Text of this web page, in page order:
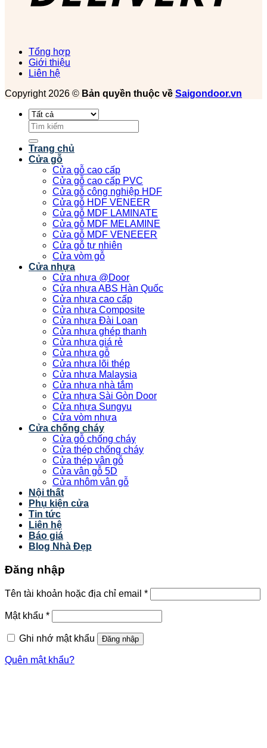
Tổng hợp
Giới thiệu
Liên hệ
Copyright 2026 © Bản quyền thuộc về Saigondoor.vn
Tìm
kiếm:
Trang chủ
Cửa gỗ
Cửa gỗ cao cấp
Cửa gỗ cao cấp PVC
Cửa gỗ công nghiệp HDF
Cửa gỗ HDF VENEER
Cửa gỗ MDF LAMINATE
Cửa gỗ MDF MELAMINE
Cửa gỗ MDF VENEEER
Cửa gỗ tự nhiên
Cửa vòm gỗ
Cửa nhựa
Cửa nhựa @Door
Cửa nhựa ABS Hàn Quốc
Cửa nhựa cao cấp
Cửa nhựa Composite
Cửa nhựa Đài Loan
Cửa nhựa ghép thanh
Cửa nhựa giá rẻ
Cửa nhựa gỗ
Cửa nhựa lõi thép
Cửa nhựa Malaysia
Cửa nhựa nhà tắm
Cửa nhựa Sài Gòn Door
Cửa nhựa Sungyu
Cửa vòm nhựa
Cửa chống cháy
Cửa gỗ chống cháy
Cửa thép chống cháy
Cửa thép vân gỗ
Cửa vân gỗ 5D
Cửa nhôm vân gỗ
Nội thất
Phụ kiện cửa
Tin tức
Liên hệ
Báo giá
Blog Nhà Đẹp
Đăng nhập
Tên tài khoản hoặc địa chỉ email *
Mật khẩu *
Ghi nhớ mật khẩu Đăng nhập
Quên mật khẩu?